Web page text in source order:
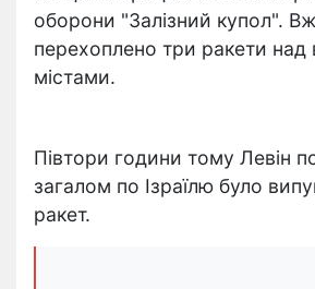
оборони "Залізний купол".
перехоплено три ракети над
містами.
Півтори години тому Левін
загалом по Ізраїлю було
ракет.